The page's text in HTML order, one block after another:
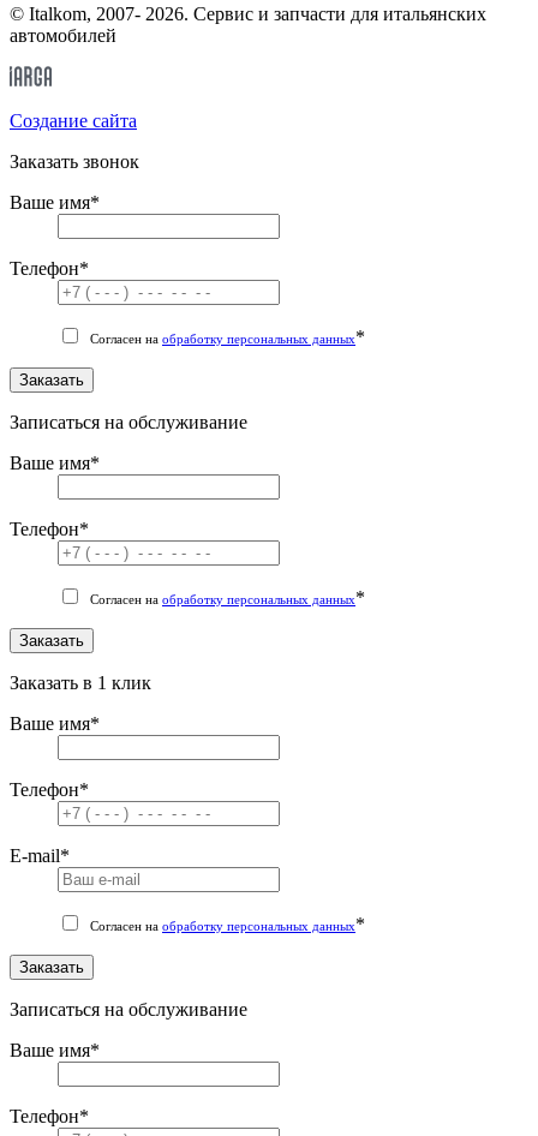
© Italkom, 2007- 2026. Сервис и запчасти для итальянских
автомобилей
Cоздание сайта
Заказать звонок
Ваше имя*
Телефон*
Согласен на обработку персональных данных*
Заказать
Записаться на обслуживание
Ваше имя*
Телефон*
Согласен на обработку персональных данных*
Заказать
Заказать в 1 клик
Ваше имя*
Телефон*
E-mail*
Согласен на обработку персональных данных*
Заказать
Записаться на обслуживание
Ваше имя*
Телефон*